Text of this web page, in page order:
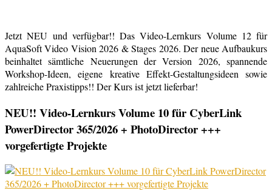
Jetzt NEU und verfügbar!! Das Video-Lernkurs Volume 12 für
AquaSoft Video Vision 2026 & Stages 2026. Der neue Aufbaukurs
beinhaltet sämtliche Neuerungen der Version 2026, spannende
Workshop-Ideen, eigene kreative Effekt-Gestaltungsideen sowie
zahlreiche Praxistipps!! Der Kurs ist jetzt lieferbar!
NEU!! Video-Lernkurs Volume 10 für CyberLink
PowerDirector 365/2026 + PhotoDirector +++
vorgefertigte Projekte